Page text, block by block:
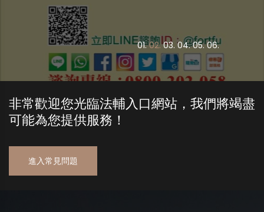
01. 02. 03. 04. 05. 06.
非常歡迎您光臨法輔入口網站，我們將竭盡
可能為您提供服務！
進入常見問題